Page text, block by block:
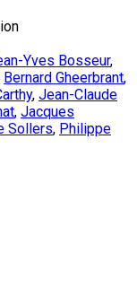
Yves Bosseur,
Bernard Gheerbrant,
, Jean-Claude
, Jacques
Sollers, Philippe